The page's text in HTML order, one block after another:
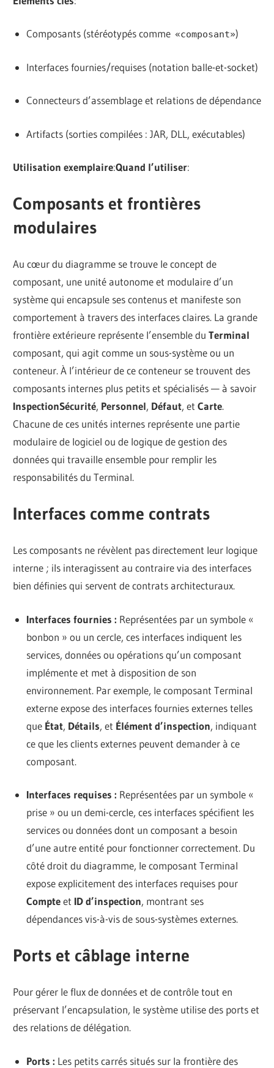
Composants (stéréotypés comme «composant»)
Interfaces fournies/requises (notation balle-et-socket)
Connecteurs d’assemblage et relations de dépendance
Artifacts (sorties compilées : JAR, DLL, exécutables)
Utilisation exemplaire:Quand l’utiliser:
Composants et frontières
modulaires
Au cœur du diagramme se trouve le concept de
composant, une unité autonome et modulaire d’un
système qui encapsule ses contenus et manifeste son
comportement à travers des interfaces claires. La grande
frontière extérieure représente l’ensemble duTerminal
composant, qui agit comme un sous-système ou un
conteneur. À l’intérieur de ce conteneur se trouvent des
composants internes plus petits et spécialisés — à savoir
InspectionSécurité, Personnel, Défaut, etCarte.
Chacune de ces unités internes représente une partie
modulaire de logiciel ou de logique de gestion des
données qui travaille ensemble pour remplir les
responsabilités du Terminal.
Interfaces comme contrats
Les composants ne révèlent pas directement leur logique
interne ; ils interagissent au contraire via des interfaces
bien définies qui servent de contrats architecturaux.
Interfaces fournies : Représentées par un symbole «
bonbon » ou un cercle, ces interfaces indiquent les
services, données ou opérations qu’un composant
implémente et met à disposition de son
environnement. Par exemple, le composant Terminal
externe expose des interfaces fournies externes telles
que État, Détails, et Élément d’inspection, indiquant
ce que les clients externes peuvent demander à ce
composant.
Interfaces requises : Représentées par un symbole «
prise » ou un demi-cercle, ces interfaces spécifient les
services ou données dont un composant a besoin
d’une autre entité pour fonctionner correctement. Du
côté droit du diagramme, le composant Terminal
expose explicitement des interfaces requises pour
Compteet ID d’inspection, montrant ses
dépendances vis-à-vis de sous-systèmes externes.
Ports et câblage interne
Pour gérer le flux de données et de contrôle tout en
préservant l’encapsulation, le système utilise des ports et
des relations de délégation.
Ports : Les petits carrés situés sur la frontière des